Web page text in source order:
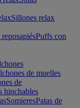
Sillones relax
Puffs con
de muelles
de
hinchables
SomieresPatas de